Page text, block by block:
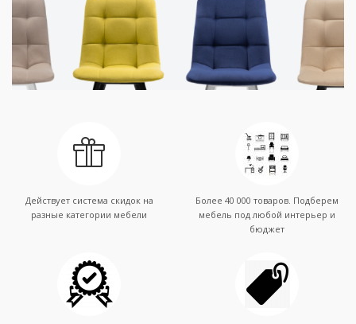
Действует система скидок на
разные категории мебели
Более 40 000 товаров. Подберем
мебель под любой интерьер и
бюджет